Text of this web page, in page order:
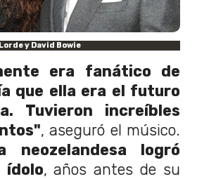
Lorde y David Bowie
era fanático de
que ella era el futuro
Tuvieron increíbles
, aseguró el músico.
neozelandesa logró
ídolo, años antes de su